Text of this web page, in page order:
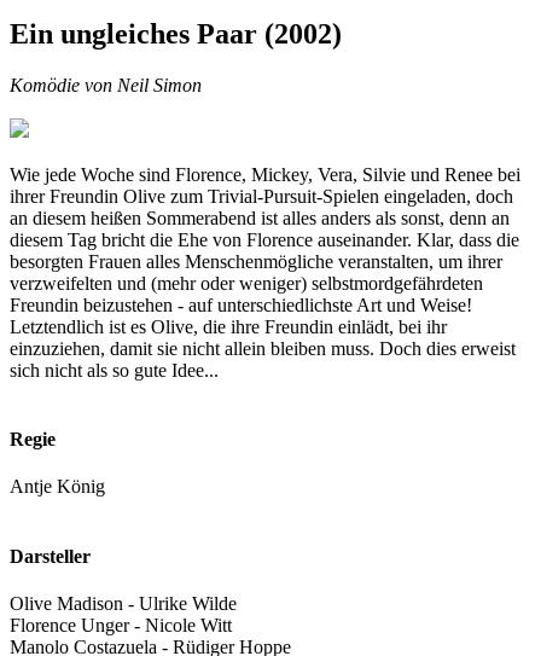
Ein ungleiches Paar (2002)
Komödie von Neil Simon
Wie jede Woche sind Florence, Mickey, Vera, Silvie und Renee bei
ihrer Freundin Olive zum Trivial-Pursuit-Spielen eingeladen, doch
an diesem heißen Sommerabend ist alles anders als sonst, denn an
diesem Tag bricht die Ehe von Florence auseinander. Klar, dass die
besorgten Frauen alles Menschenmögliche veranstalten, um ihrer
verzweifelten und (mehr oder weniger) selbstmordgefährdeten
Freundin beizustehen - auf unterschiedlichste Art und Weise!
Letztendlich ist es Olive, die ihre Freundin einlädt, bei ihr
einzuziehen, damit sie nicht allein bleiben muss. Doch dies erweist
sich nicht als so gute Idee...
Regie
Antje König
Darsteller
Olive Madison - Ulrike Wilde
Florence Unger - Nicole Witt
Manolo Costazuela - Rüdiger Hoppe